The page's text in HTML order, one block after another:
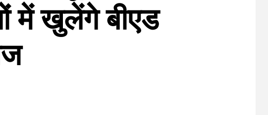
में खुलेंगे बीएड